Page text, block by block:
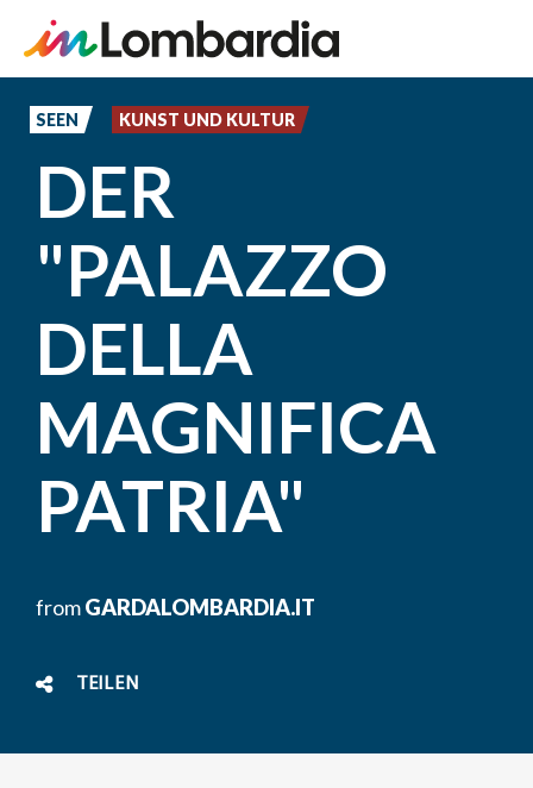
zumSEEN KUNST UND KULTUR
DER
"PALAZZO
DELLA
MAGNIFICA
PATRIA"
fromGARDALOMBARDIA.IT
TEILEN